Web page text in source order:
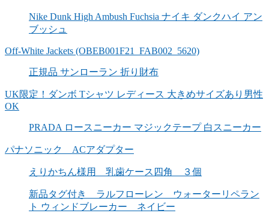
Nike Dunk High Ambush Fuchsia ナイキ ダンクハイ アン
ブッシュ
Off-White Jackets (OBEB001F21_FAB002_5620)
正規品 サンローラン 折り財布
UK限定！ダンボ Tシャツ レディース 大きめサイズあり男性
OK
PRADA ロースニーカー マジックテープ 白スニーカー
パナソニック ACアダプター
えりかちん様用 乳歯ケース四角 ３個
新品タグ付き ラルフローレン ウォーターリペラン
ト ウィンドブレーカー ネイビー